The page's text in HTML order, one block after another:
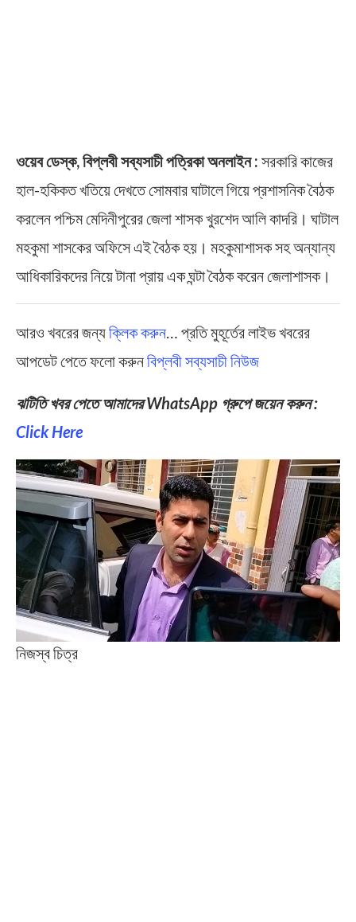
ওয়েব ডেস্ক, বিপ্লবী সব্যসাচী পত্রিকা অনলাইন : সরকারি কাজের
হাল-হকিকত খতিয়ে দেখতে সোমবার ঘাটালে গিয়ে প্রশাসনিক বৈঠক
করলেন পশ্চিম মেদিনীপুরের জেলা শাসক খুরশেদ আলি কাদরি। ঘাটাল
মহকুমা শাসকের অফিসে এই বৈঠক হয়। মহকুমাশাসক সহ অন্যান্য
আধিকারিকদের নিয়ে টানা প্রায় এক ঘন্টা বৈঠক করেন জেলাশাসক।
আরও খবরের জন্যক্লিক করুন … প্রতি মুহূর্তের লাইভ খবরের
আপডেট পেতে ফলো করুনবিপ্লবী সব্যসাচী নিউজ
ঝটিতি খবর পেতে আমাদের WhatsApp গ্রুপে জয়েন করুন :
Click Here
নিজস্ব চিত্র